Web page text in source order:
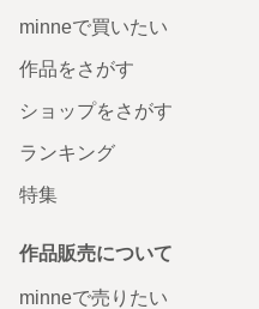
minneで買いたい
作品をさがす
ショップをさがす
ランキング
特集
作品販売について
minneで売りたい